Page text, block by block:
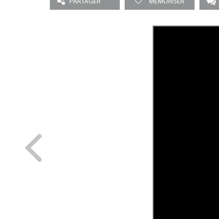
PARTAGER MEMORISER